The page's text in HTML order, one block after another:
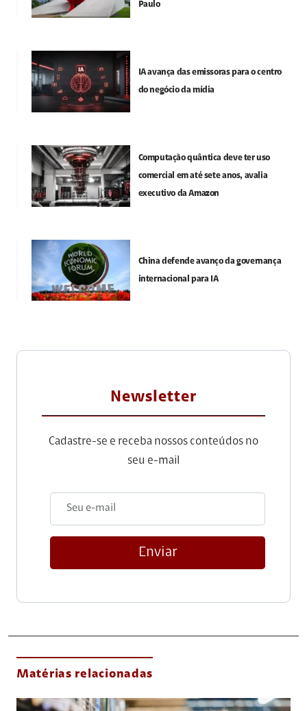
Paulo
IA avança das emissoras para o centro
do negócio da mídia
Computação quântica deve ter uso
comercial em até sete anos, avalia
executivo da Amazon
China defende avanço da governança
internacional para IA
Newsletter
Cadastre-se e receba nossos conteúdos no
seu e-mail
Enviar
Matérias relacionadas